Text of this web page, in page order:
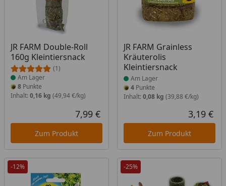
JR FARM Double-Roll
160g Kleintiersnack
(1)
Produkt am Lager
Am Lager
8 Punkte
Inhalt: 0,16 kg (49,94 €/kg)
Aktueller Preis
7,99 €
Zum Produkt
JR FARM Grainless
Kräuterolis
Kleintiersnack
Produkt am Lager
Am Lager
4Punkte
Inhalt: 0,08 kg (39,88 €/kg)
3,19 €
Zum Produkt
-12% -25%